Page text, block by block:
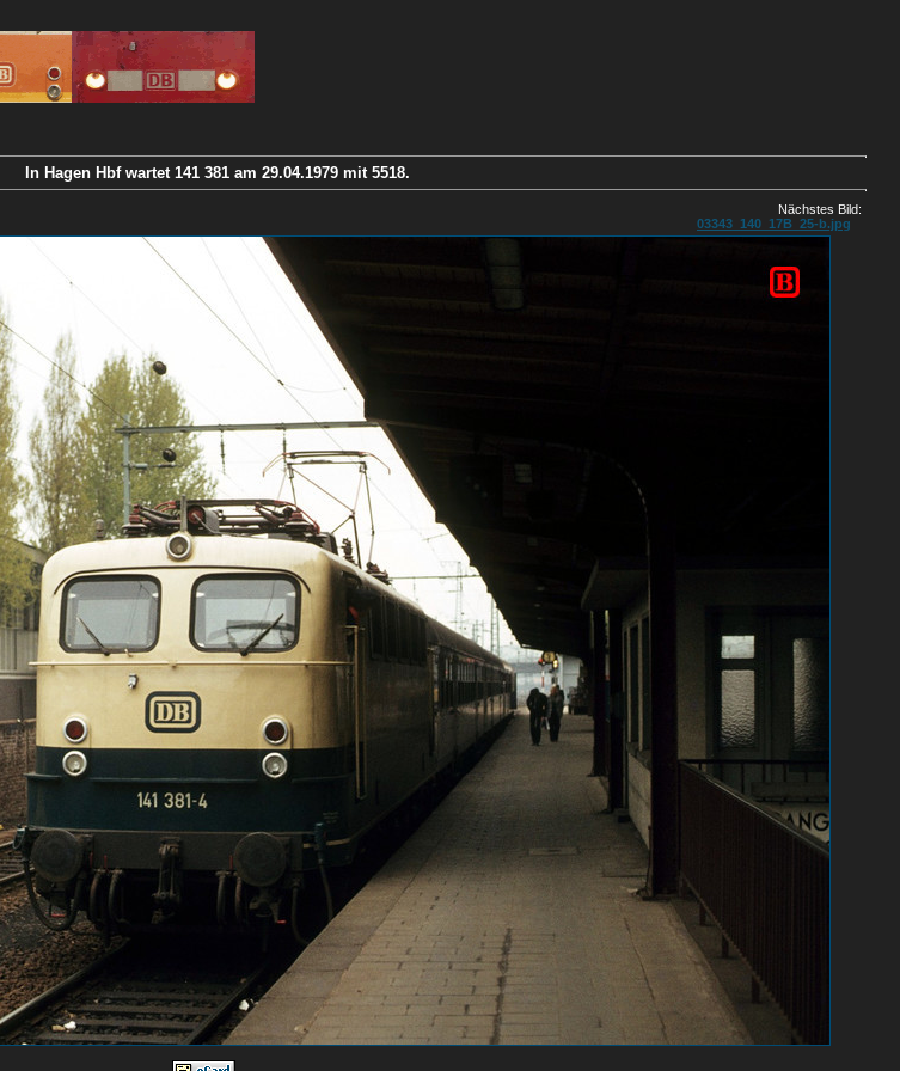
In Hagen Hbf wartet 141 381 am 29.04.1979 mit 5518.
Nächstes Bild:
03343_140_17B_25-b.jpg